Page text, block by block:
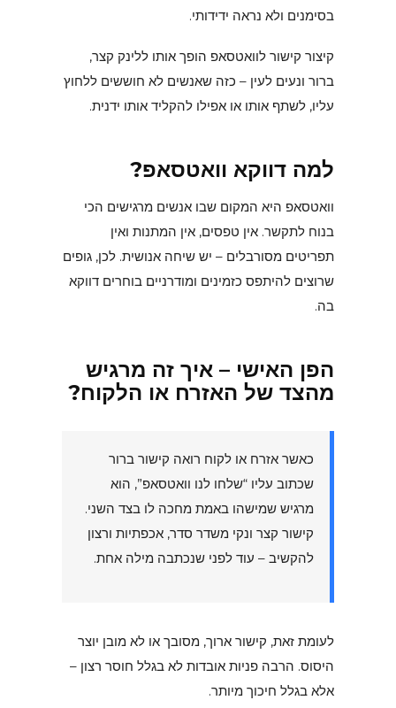
בסימנים ולא נראה ידידותי.
קיצור קישור לוואטסאפ הופך אותו ללינק קצר,
ברור ונעים לעין – כזה שאנשים לא חוששים ללחוץ
עליו, לשתף אותו או אפילו להקליד אותו ידנית.
למה דווקא וואטסאפ?
וואטסאפ היא המקום שבו אנשים מרגישים הכי
בנוח לתקשר. אין טפסים, אין המתנות ואין
תפריטים מסורבלים – יש שיחה אנושית. לכן, גופים
שרוצים להיתפס כזמינים ומודרניים בוחרים דווקא
בה.
הפן האישי – איך זה מרגיש
מהצד של האזרח או הלקוח?
כאשר אזרח או לקוח רואה קישור ברור
שכתוב עליו “שלחו לנו וואטסאפ”, הוא
מרגיש שמישהו באמת מחכה לו בצד השני.
קישור קצר ונקי משדר סדר, אכפתיות ורצון
להקשיב – עוד לפני שנכתבה מילה אחת.
לעומת זאת, קישור ארוך, מסובך או לא מובן יוצר
היסוס. הרבה פניות אובדות לא בגלל חוסר רצון –
אלא בגלל חיכוך מיותר.